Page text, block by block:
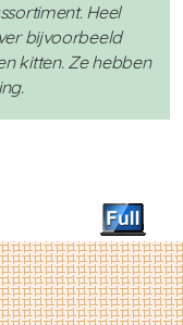
Heel
bijvoorbeeld
kitten. Ze hebben